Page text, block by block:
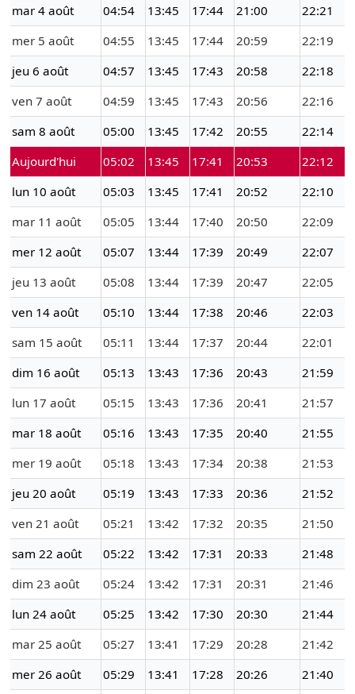
mar 4 août
04:54 13:45 17:44 21:00
22:21
mer 5 août
04:55 13:45 17:44 20:59
22:19
jeu 6 août
04:57 13:45 17:43 20:58
22:18
ven 7 août
04:59 13:45 17:43 20:56
22:16
sam 8 août
05:00 13:45 17:42 20:55
22:14
Aujourd'hui
05:02 13:45 17:41 20:53
22:12
lun 10 août
05:03 13:45 17:41 20:52
22:10
mar 11 août
05:05 13:44 17:40 20:50
22:09
mer 12 août
05:07 13:44 17:39 20:49
22:07
jeu 13 août
05:08 13:44 17:39 20:47
22:05
ven 14 août
05:10 13:44 17:38 20:46
22:03
sam 15 août
05:11 13:44 17:37 20:44
22:01
dim 16 août
05:13 13:43 17:36 20:43
21:59
lun 17 août
05:15 13:43 17:36 20:41
21:57
mar 18 août
05:16 13:43 17:35 20:40
21:55
mer 19 août
05:18 13:43 17:34 20:38
21:53
jeu 20 août
05:19 13:43 17:33 20:36
21:52
ven 21 août
05:21 13:42 17:32 20:35
21:50
sam 22 août
05:22 13:42 17:31 20:33
21:48
dim 23 août
05:24 13:42 17:31 20:31
21:46
lun 24 août
05:25 13:42 17:30 20:30
21:44
mar 25 août
05:27 13:41 17:29 20:28
21:42
mer 26 août
05:29 13:41 17:28 20:26 21:40